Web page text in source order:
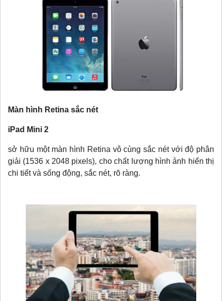
Màn hình Retina sắc nét
iPad Mini 2
sở hữu một màn hình Retina vô cùng sắc nét với độ phân
giải (1536 x 2048 pixels), cho chất lượng hình ảnh hiển thị
chi tiết và sống động, sắc nét, rõ ràng.